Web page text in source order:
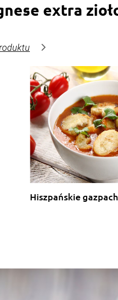
extra
Hiszpańskie